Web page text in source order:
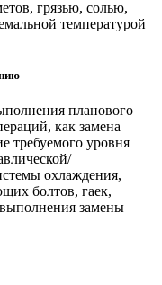
грязью, солью,
температурой
планового
как замена
требуемого уровня
охлаждения,
болтов, гаек,
замены